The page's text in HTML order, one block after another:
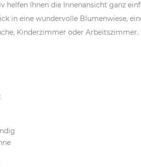
Ihnen die Innenansicht ganz
in eine wundervolle Blumenwiese,
Kinderzimmer oder